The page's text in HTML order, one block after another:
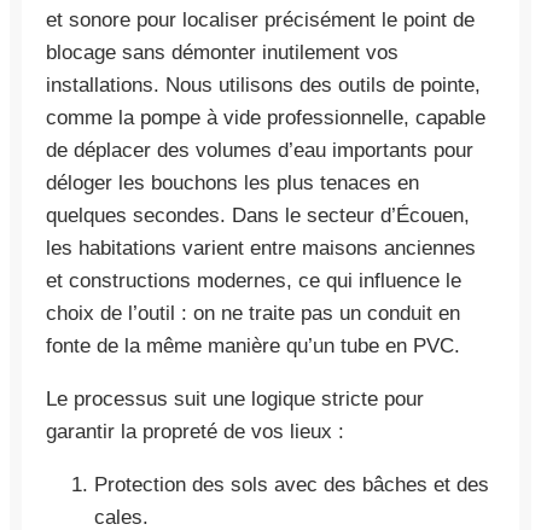
et sonore pour localiser précisément le point de
blocage sans démonter inutilement vos
installations. Nous utilisons des outils de pointe,
comme la pompe à vide professionnelle, capable
de déplacer des volumes d’eau importants pour
déloger les bouchons les plus tenaces en
quelques secondes. Dans le secteur d’Écouen,
les habitations varient entre maisons anciennes
et constructions modernes, ce qui influence le
choix de l’outil : on ne traite pas un conduit en
fonte de la même manière qu’un tube en PVC.
Le processus suit une logique stricte pour
garantir la propreté de vos lieux :
Protection des sols avec des bâches et des
cales.